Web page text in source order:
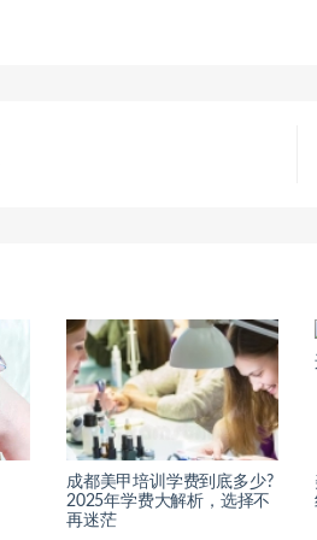
成都美甲培训学费到底多少?
2025年学费大解析，选择不
再迷茫